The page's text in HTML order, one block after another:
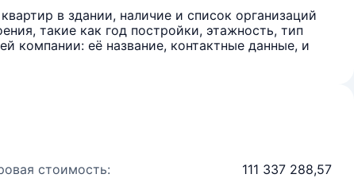
в здании, наличие и список организаций
такие как год постройки, этажность, тип
компании: её название, контактные данные, и
стоимость: 111 337 288,57